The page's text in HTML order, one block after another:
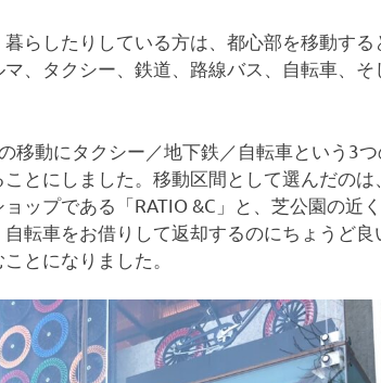
らしたりしている方は、都心部を移動す
、タクシー、鉄道、路線バス、自転車、
移動にタクシー／地下鉄／自転車という3
とにしました。移動区間として選んだの
ップである「RATIO &C」と、芝公園の近
転車をお借りして返却するのにちょうど良
とになりました。